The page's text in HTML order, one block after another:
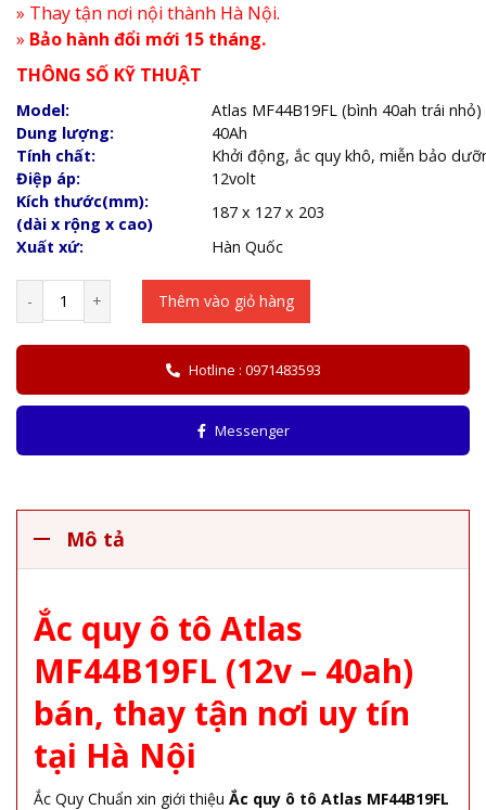
» Thay tận nơi nội thành Hà Nội.
» Bảo hành đổi mới 15 tháng.
THÔNG SỐ KỸ THUẬT
Model:
Atlas MF44B19FL (bình 40ah trái nhỏ)
Dung lượng:
40Ah
Tính chất:
Khởi động, ắc quy khô, miễn bảo
Điệp áp:
12volt
Kích thước(mm):
(dài x rộng x cao)
187 x 127 x 203
Xuất xứ:
Hàn Quốc
- + Thêm vào giỏ hàng
Hotline : 0971483593
Messenger
Mô tả
Ắc quy ô tô Atlas
MF44B19FL (12v – 40ah)
bán, thay tận nơi uy tín
tại Hà Nội
Ắc Quy Chuẩn xin giới thiệu Ắc quy ô tô Atlas MF44B19FL